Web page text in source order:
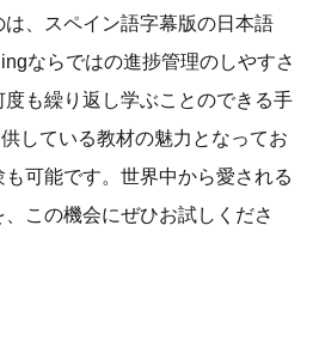
、スペイン語字幕版の日本語
ならではの進捗管理のしやすさ
も繰り返し学ぶことのできる手
している教材の魅力となってお
可能です。世界中から愛される
この機会にぜひお試しくださ